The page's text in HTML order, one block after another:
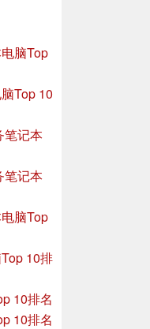
脑Top
Top 10
笔记本
笔记本
脑Top
10排
10排名
10排名